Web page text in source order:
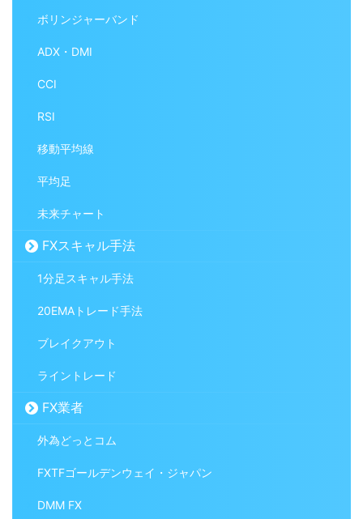
ボリンジャーバンド
ADX・DMI
CCI
RSI
移動平均線
平均足
未来チャート
FXスキャル手法
1分足スキャル手法
20EMAトレード手法
ブレイクアウト
ライントレード
FX業者
外為どっとコム
FXTFゴールデンウェイ・ジャパン
DMM FX